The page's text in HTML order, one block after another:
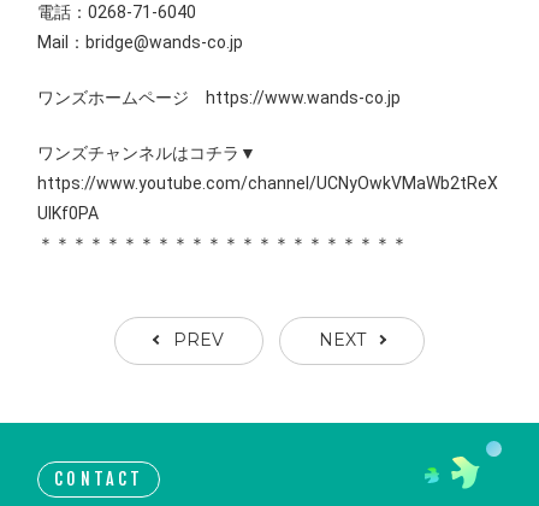
電話：0268-71-6040
Mail：bridge@wands-co.jp
ワンズホームページ https://www.wands-co.jp
ワンズチャンネルはコチラ▼
https://www.youtube.com/channel/UCNyOwkVMaWb2tReX
UIKf0PA
＊＊＊＊＊＊＊＊＊＊＊＊＊＊＊＊＊＊＊＊＊＊
PREV NEXT
CONTACT